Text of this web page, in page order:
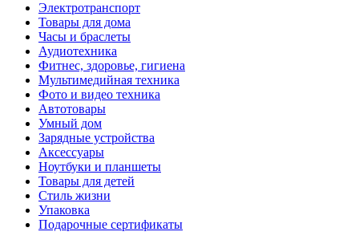
Электротранспорт
Товары для дома
Часы и браслеты
Аудиотехника
Фитнес, здоровье, гигиена
Мультимедийная техника
Фото и видео техника
Автотовары
Умный дом
Зарядные устройства
Аксессуары
Ноутбуки и планшеты
Товары для детей
Стиль жизни
Упаковка
Подарочные сертификаты